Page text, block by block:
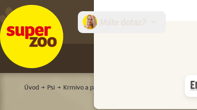
Úvod Psi Krmivo a pamlsky